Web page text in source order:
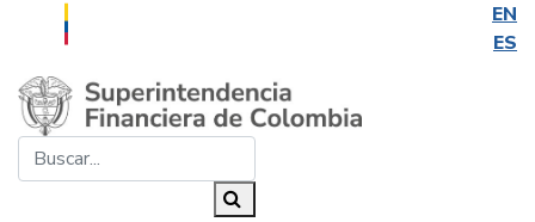
EN
ES
Saltar al contenido principal